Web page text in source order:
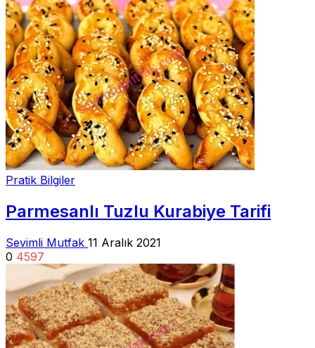
Pratik Bilgiler
Parmesanlı Tuzlu Kurabiye Tarifi
Sevimli Mutfak 11 Aralık 2021
0 4597